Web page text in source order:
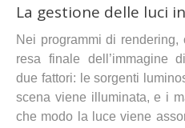
La gestione delle luci
Nei programmi di
resa finale dell’immagine
due fattori: le sorgenti
scena viene illuminata, e i
che modo la luce viene